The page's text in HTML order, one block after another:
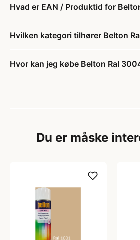
Hvad er EAN / Produktid for
Hvilken kategori tilhører Belton
Hvor kan jeg købe Belton Ral
Du er måske